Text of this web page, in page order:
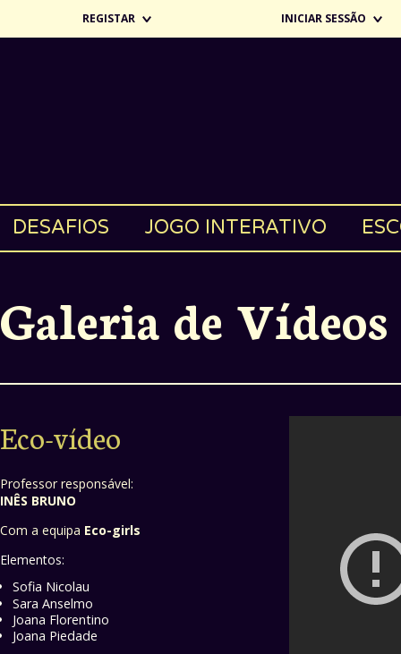
REGISTAR INICIAR SESSÃO
DESAFIOS JOGO INTERATIVO
Galeria de Vídeos
Eco-vídeo
Professor responsável:
INÊS BRUNO
Com a equipa Eco-girls
Elementos:
Sofia Nicolau
Sara Anselmo
Joana Florentino
Joana Piedade